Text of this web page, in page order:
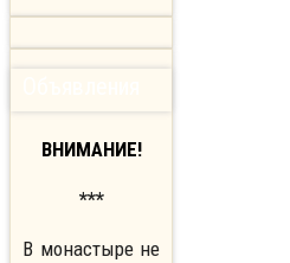
ВНИМАНИЕ!
***
В монастыре не